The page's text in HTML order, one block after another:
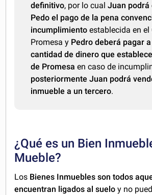
definitivo, por lo cualJuan podrá
Pedo el pago de la pena
incumplimiento establecida en el
Promesa y Pedro deberá pagar
cantidad de dinero que
de Promesa en caso de
posteriormente Juan podrá
inmueble a un tercero.
¿Qué es un Bien
Mueble?
Los Bienes Inmuebles son todos
encuentran ligados al suelo y no